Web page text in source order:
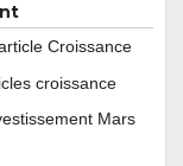
Croissance
croissance
Mars